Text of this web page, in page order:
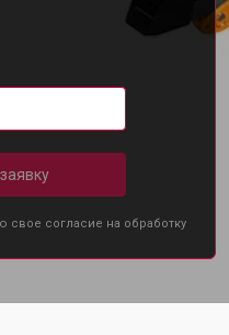
свое согласие на обработку